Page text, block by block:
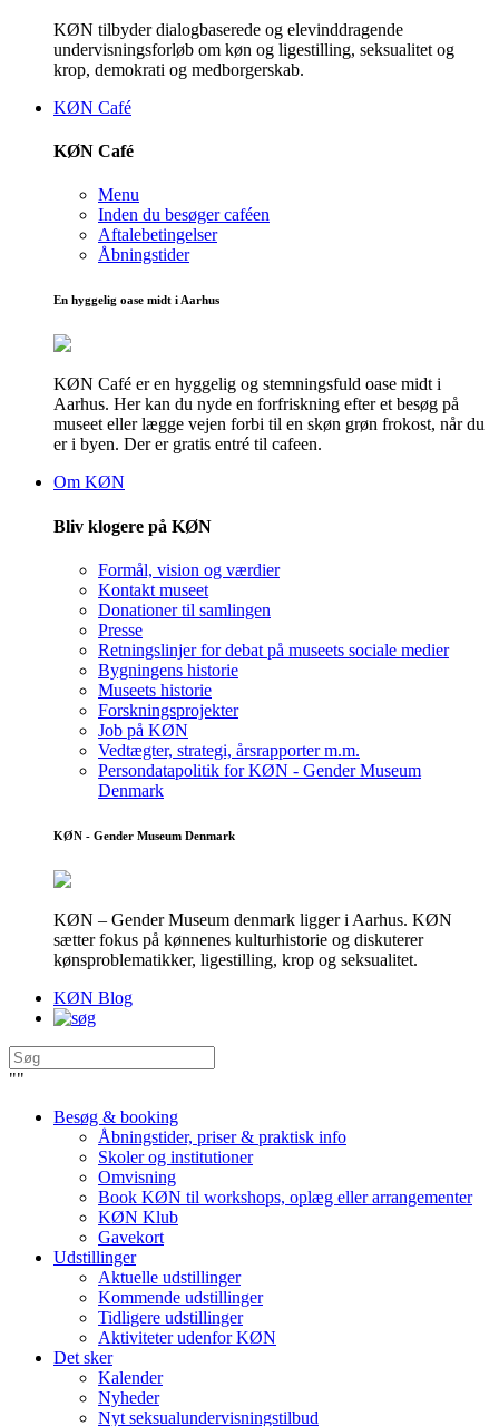
KØN tilbyder dialogbaserede og elevinddragende
undervisningsforløb om køn og ligestilling, seksualitet og
krop, demokrati og medborgerskab.
KØN Café
KØN Café
Menu
Inden du besøger caféen
Aftalebetingelser
Åbningstider
En hyggelig oase midt i Aarhus
KØN Café er en hyggelig og stemningsfuld oase midt i
Aarhus. Her kan du nyde en forfriskning efter et besøg på
museet eller lægge vejen forbi til en skøn grøn frokost, når du
er i byen. Der er gratis entré til cafeen.
Om KØN
Bliv klogere på KØN
Formål, vision og værdier
Kontakt museet
Donationer til samlingen
Presse
Retningslinjer for debat på museets sociale medier
Bygningens historie
Museets historie
Forskningsprojekter
Job på KØN
Vedtægter, strategi, årsrapporter m.m.
Persondatapolitik for KØN - Gender Museum
Denmark
KØN - Gender Museum Denmark
KØN – Gender Museum denmark ligger i Aarhus. KØN
sætter fokus på kønnenes kulturhistorie og diskuterer
kønsproblematikker, ligestilling, krop og seksualitet.
KØN Blog
""
Besøg & booking
Åbningstider, priser & praktisk info
Skoler og institutioner
Omvisning
Book KØN til workshops, oplæg eller arrangementer
KØN Klub
Gavekort
Udstillinger
Aktuelle udstillinger
Kommende udstillinger
Tidligere udstillinger
Aktiviteter udenfor KØN
Det sker
Kalender
Nyheder
Nyt seksualundervisningstilbud